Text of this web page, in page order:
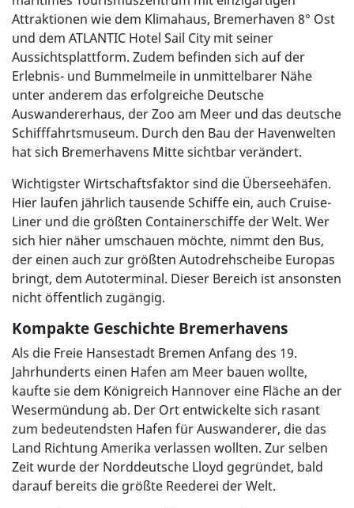
Attraktionen wie dem Klimahaus, Bremerhaven 8° Ost
und dem ATLANTIC Hotel Sail City mit seiner
Aussichtsplattform. Zudem befinden sich auf der
Erlebnis- und Bummelmeile in unmittelbarer Nähe
unter anderem das erfolgreiche Deutsche
Auswandererhaus, der Zoo am Meer und das deutsche
Schifffahrtsmuseum. Durch den Bau der Havenwelten
hat sich Bremerhavens Mitte sichtbar verändert.
Wichtigster Wirtschaftsfaktor sind die Überseehäfen.
Hier laufen jährlich tausende Schiffe ein, auch Cruise-
Liner und die größten Containerschiffe der Welt. Wer
sich hier näher umschauen möchte, nimmt den Bus,
der einen auch zur größten Autodrehscheibe Europas
bringt, dem Autoterminal. Dieser Bereich ist ansonsten
nicht öffentlich zugängig.
Kompakte Geschichte Bremerhavens
Als die Freie Hansestadt Bremen Anfang des 19.
Jahrhunderts einen Hafen am Meer bauen wollte,
kaufte sie dem Königreich Hannover eine Fläche an der
Wesermündung ab. Der Ort entwickelte sich rasant
zum bedeutendsten Hafen für Auswanderer, die das
Land Richtung Amerika verlassen wollten. Zur selben
Zeit wurde der Norddeutsche Lloyd gegründet, bald
darauf bereits die größte Reederei der Welt.